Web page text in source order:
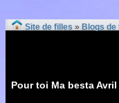
Site de filles » Blogs de
Pour toi Ma besta